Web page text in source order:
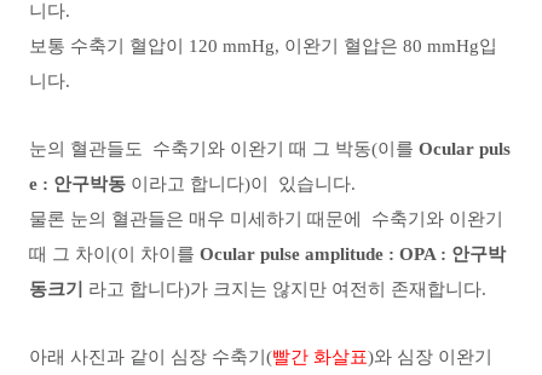
니다.
보통 수축기 혈압이 120 mmHg, 이완기 혈압은 80 mmHg입
니다.
눈의 혈관들도 수축기와 이완기 때 그 박동(이를 Ocular puls
e : 안구박동 이라고 합니다)이 있습니다.
물론 눈의 혈관들은 매우 미세하기 때문에 수축기와 이완기
때 그 차이(이 차이를 Ocular pulse amplitude : OPA : 안구박
동크기
라고 합니다)가 크지는 않지만 여전히 존재합니다.
아래 사진과 같이 심장 수축기(빨간 화살표)와 심장 이완기